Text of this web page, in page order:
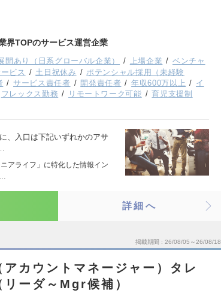
界TOPのサービス運営企業
開あり（日系グローバル企業） 上場企業
ベンチャ
ビス 土日祝休み
ポテンシャル採用（未経験
サービス責任者 開発責任者 年収600万以上
イ
フレックス勤務 リモートワーク可能
育児支援制
、入口は下記いずれかのアサ
アライフ」に特化した情報イン
詳細へ
掲載期間 26/08/05～26/08/18
カウントマネージャー）タレ
ーダ～Mgr候補）